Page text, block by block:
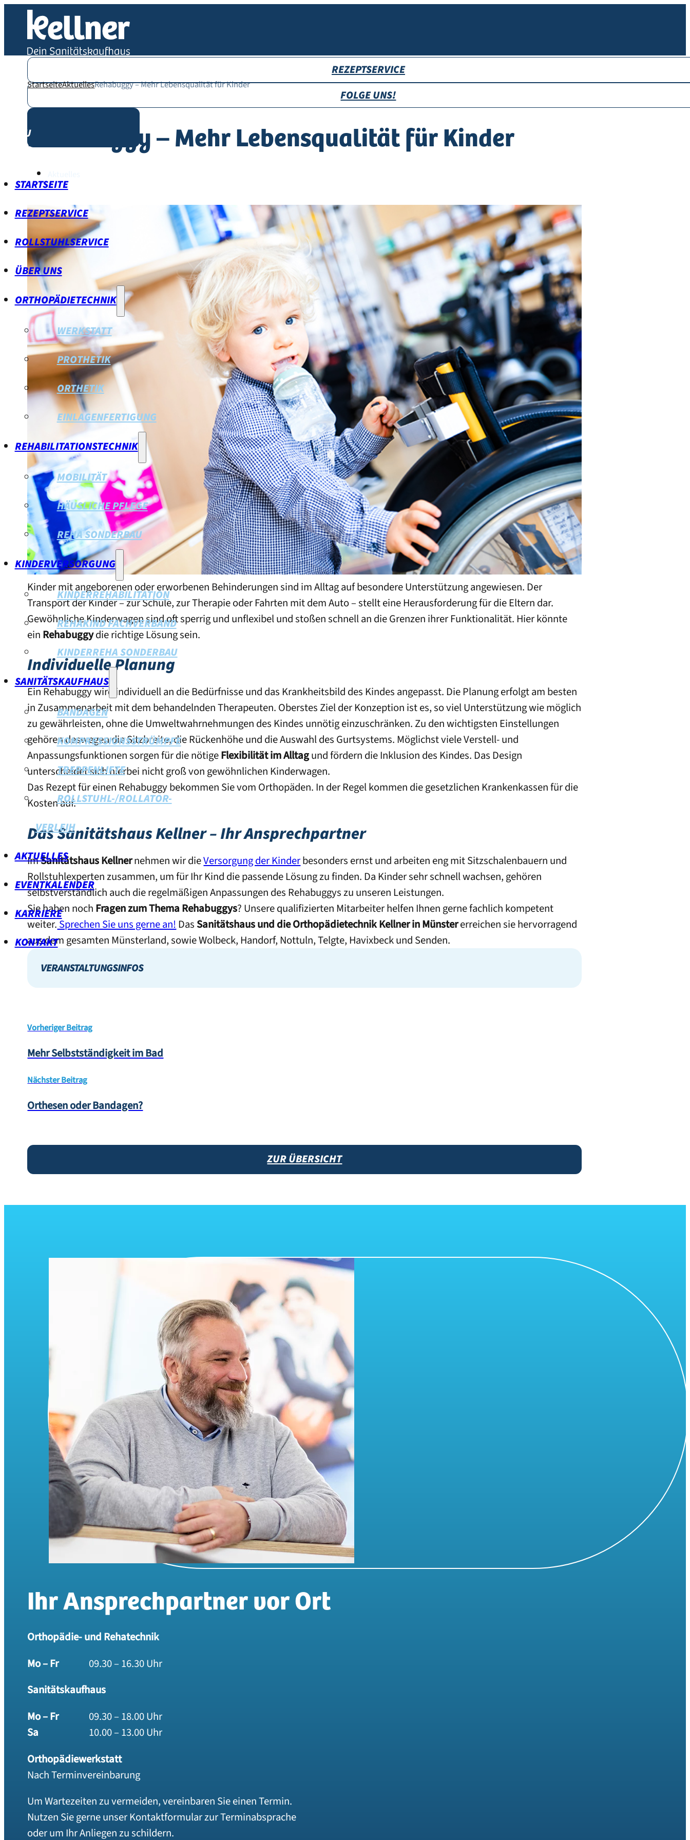
REZEPTSERVICE
FOLGE UNS!
STARTSEITE
REZEPTSERVICE
ROLLSTUHLSERVICE
ÜBER UNS
ORTHOPÄDIETECHNIK
WERKSTATT
PROTHETIK
ORTHETIK
EINLAGENFERTIGUNG
REHABILITATIONSTECHNIK
MOBILITÄT
HÄUSLICHE PFLEGE
REHA SONDERBAU
KINDERVERSORGUNG
KINDERREHABILITATION
REHAKIND FACHVERBAND
KINDERREHA SONDERBAU
SANITÄTSKAUFHAUS
BANDAGEN
KOMPRESSIONSSTRÜMPFE
TREPPENLIFTE
ROLLSTUHL-/ROLLATOR-
VERLEIH
AKTUELLES
EVENTKALENDER
KARRIERE
KONTAKT
StartseiteAktuellesRehabuggy – Mehr Lebensqualität für Kinder
Rehabuggy – Mehr Lebensqualität für Kinder
Kinder mit angeborenen oder erworbenen Behinderungen sind im Alltag auf besondere Unterstützung angewiesen. Der
Transport der Kinder – zur Schule, zur Therapie oder Fahrten mit dem Auto – stellt eine Herausforderung für die Eltern dar.
Gewöhnliche Kinderwagen sind oft sperrig und unflexibel und stoßen schnell an die Grenzen ihrer Funktionalität. Hier könnte
ein Rehabuggydie richtige Lösung sein.
Individuelle Planung
Ein Rehabuggy wird individuell an die Bedürfnisse und das Krankheitsbild des Kindes angepasst. Die Planung erfolgt am besten
in Zusammenarbeit mit dem behandelnden Therapeuten. Oberstes Ziel der Konzeption ist es, so viel Unterstützung wie möglich
zu gewährleisten, ohne die Umweltwahrnehmungen des Kindes unnötig einzuschränken. Zu den wichtigsten Einstellungen
gehören deswegen die Sitzbreite, die Rückenhöhe und die Auswahl des Gurtsystems. Möglichst viele Verstell- und
Anpassungsfunktionen sorgen für die nötigeFlexibilität im Alltagund fördern die Inklusion des Kindes. Das Design
unterscheidet sich hierbei nicht groß von gewöhnlichen Kinderwagen.
Das Rezept für einen Rehabuggy bekommen Sie vom Orthopäden. In der Regel kommen die gesetzlichen Krankenkassen für die
Kosten auf.
Das Sanitätshaus Kellner – Ihr Ansprechpartner
ImSanitätshaus Kellnernehmen wir dieVersorgung der Kinderbesonders ernst und arbeiten eng mit Sitzschalenbauern und
Rollstuhlexperten zusammen, um für Ihr Kind die passende Lösung zu finden. Da Kinder sehr schnell wachsen, gehören
selbstverständlich auch die regelmäßigen Anpassungen des Rehabuggys zu unseren Leistungen.
Sie haben noch Fragen zum Thema Rehabuggys? Unsere qualifizierten Mitarbeiter helfen Ihnen gerne fachlich kompetent
weiter. Sprechen Sie uns gerne an! Das Sanitätshaus und die Orthopädietechnik Kellner in Münstererreichen sie hervorragend
aus dem gesamten Münsterland, sowie Wolbeck, Handorf, Nottuln, Telgte, Havixbeck und Senden.
VERANSTALTUNGSINFOS
Vorheriger Beitrag
Mehr Selbstständigkeit im Bad
Nächster Beitrag
Orthesen oder Bandagen?
ZUR ÜBERSICHT
Ihr Ansprechpartner vor Ort
Orthopädie- und Rehatechnik
Mo – Fr
09.30 – 16.30 Uhr
Sanitätskaufhaus
Mo – Fr
09.30 – 18.00 Uhr
Sa
10.00 – 13.00 Uhr
Orthopädiewerkstatt
Nach Terminvereinbarung
Um Wartezeiten zu vermeiden, vereinbaren Sie einen Termin.
Nutzen Sie gerne unser Kontaktformular zur Terminabsprache
oder um Ihr Anliegen zu schildern.